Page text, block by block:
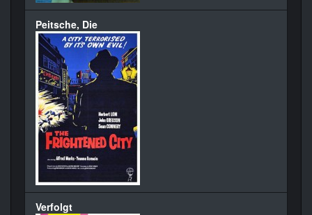
Peitsche, Die
Verfolgt